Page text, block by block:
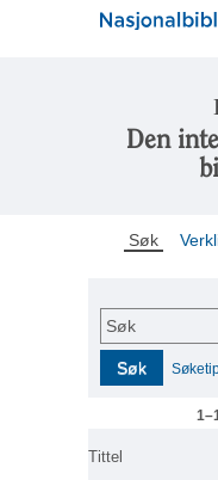
Den
Søk
Søk
Søk
Tittel